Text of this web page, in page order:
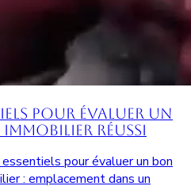
pour Évaluer un
Réussi
pour évaluer un bon
: emplacement dans un